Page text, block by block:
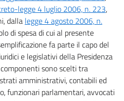
legge 4 luglio 2006, n. 223,
dalla legge 4 agosto 2006, n.
di spesa di cui al presente
fa parte il capo del
e legislativi della Presidenza
sono scelti tra
amministrativi, contabili ed
funzionari parlamentari, avvocati